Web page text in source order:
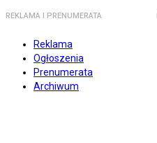
REKLAMA I PRENUMERATA
Reklama
Ogłoszenia
Prenumerata
Archiwum